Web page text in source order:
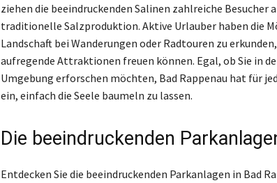
ziehen die beeindruckenden Salinen zahlreiche Besucher
traditionelle Salzproduktion. Aktive Urlauber haben die
Landschaft bei Wanderungen oder Radtouren zu
aufregende Attraktionen freuen können. Egal, ob Sie in
Umgebung erforschen möchten, Bad Rappenau hat für
ein, einfach die Seele baumeln zu lassen.
Die beeindruckenden
Entdecken Sie die beeindruckenden Parkanlagen in Bad